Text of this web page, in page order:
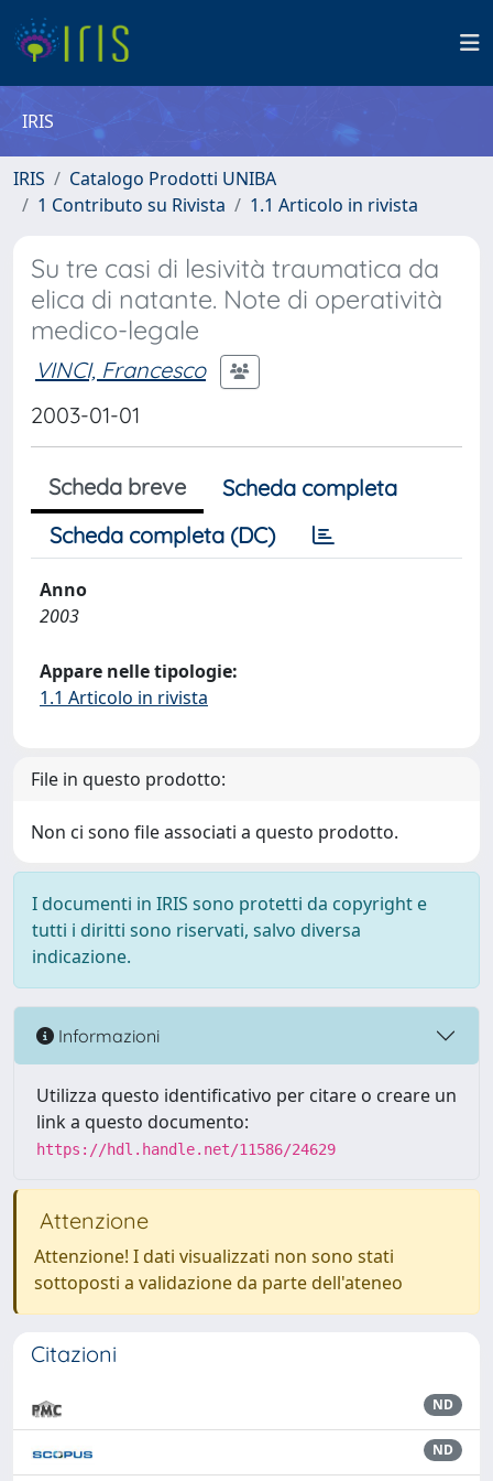
IRIS
IRIS
Catalogo Prodotti UNIBA
1 Contributo su Rivista
1.1 Articolo in rivista
Su tre casi di lesività traumatica da
elica di natante. Note di operatività
medico-legale
VINCI, Francesco
2003-01-01
Scheda breve
Scheda completa
Scheda completa (DC)
Anno
2003
Appare nelle tipologie:
1.1 Articolo in rivista
File in questo prodotto:
Non ci sono file associati a questo prodotto.
I documenti in IRIS sono protetti da copyright e
tutti i diritti sono riservati, salvo diversa
indicazione.
Informazioni
Utilizza questo identificativo per citare o creare un
link a questo documento:
https://hdl.handle.net/11586/24629
Attenzione
Attenzione! I dati visualizzati non sono stati
sottoposti a validazione da parte dell'ateneo
Citazioni
ND
ND